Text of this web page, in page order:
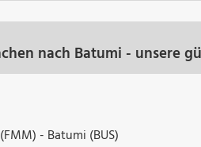
nach Batumi - unsere
- Batumi (BUS)